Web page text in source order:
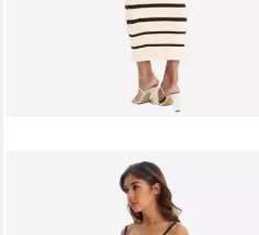
Strickkleid Damen gestreiftes
tailliertes Trägerkleid (Packung, 1-